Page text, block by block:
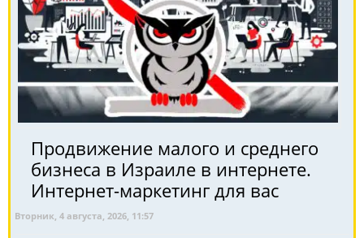
Продвижение малого и среднего
бизнеса в Израиле в интернете.
Интернет-маркетинг для вас
Вторник, 4 августа, 2026, 11:57